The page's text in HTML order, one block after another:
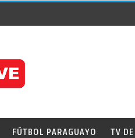
FÚTBOL PARAGUAYO TV